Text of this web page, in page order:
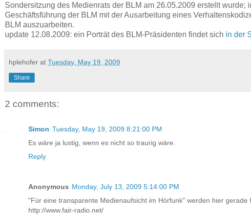
Sondersitzung des Medienrats der BLM am 26.05.2009 erstellt wurde;
Geschäftsführung der BLM mit der Ausarbeitung eines
BLM auszuarbeiten.
update 12.08.2009: ein Porträt des BLM-Präsidenten findet sich in der
hplehofer at Tuesday, May 19, 2009
Share
2 comments:
Simon Tuesday, May 19, 2009 8:21:00 PM
Es wäre ja lustig, wenn es nicht so traurig wäre.
Reply
Anonymous Monday, July 13, 2009 5:14:00 PM
"Für eine transparente Medienaufsicht im Hörfunk" werden hier gerade
http://www.fair-radio.net/